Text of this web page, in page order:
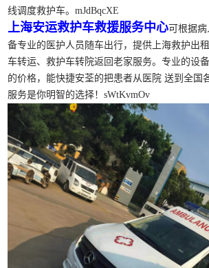
线调度救护车。mJdBqcXE
上海安运救护车救援服务中心可根据
备专业的医护人员随车出行，提供上海救护出
车转运、救护车转院返回老家服务。专业的设
的价格，能快捷安荃的把患者从医院 送到全国
服务是你明智的选择！sWtKvmOv